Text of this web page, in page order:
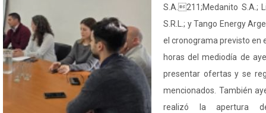
S.A.211;Medanito S.A.;
S.R.L.; y Tango Energy
el cronograma previsto en
horas del mediodía de
presentar ofertas y se
mencionados. También
realizó la apertura